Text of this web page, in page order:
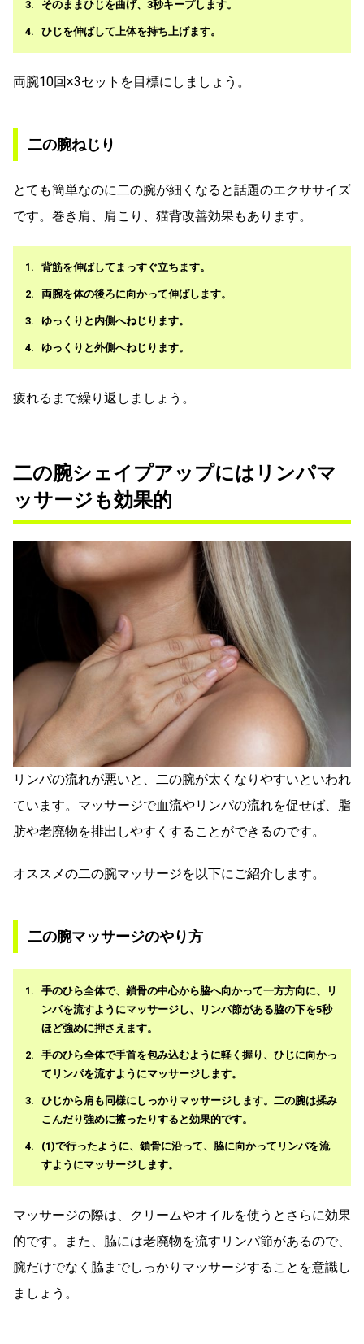
そのままひじを曲げ、3秒キープします。
ひじを伸ばして上体を持ち上げます。
両腕10回×3セットを目標にしましょう。
二の腕ねじり
とても簡単なのに二の腕が細くなると話題のエクササイズ
です。巻き肩、肩こり、猫背改善効果もあります。
背筋を伸ばしてまっすぐ立ちます。
両腕を体の後ろに向かって伸ばします。
ゆっくりと内側へねじります。
ゆっくりと外側へねじります。
疲れるまで繰り返しましょう。
二の腕シェイプアップにはリンパマ
ッサージも効果的
リンパの流れが悪いと、二の腕が太くなりやすいといわれ
ています。マッサージで血流やリンパの流れを促せば、脂
肪や老廃物を排出しやすくすることができるのです。
オススメの二の腕マッサージを以下にご紹介します。
二の腕マッサージのやり方
手のひら全体で、鎖骨の中心から脇へ向かって一方方向に、リ
ンパを流すようにマッサージし、リンパ節がある脇の下を5秒
ほど強めに押さえます。
手のひら全体で手首を包み込むように軽く握り、ひじに向かっ
てリンパを流すようにマッサージします。
ひじから肩も同様にしっかりマッサージします。二の腕は揉み
こんだり強めに擦ったりすると効果的です。
(1)で行ったように、鎖骨に沿って、脇に向かってリンパを流
すようにマッサージします。
マッサージの際は、クリームやオイルを使うとさらに効果
的です。また、脇には老廃物を流すリンパ節があるので、
腕だけでなく脇までしっかりマッサージすることを意識し
ましょう。